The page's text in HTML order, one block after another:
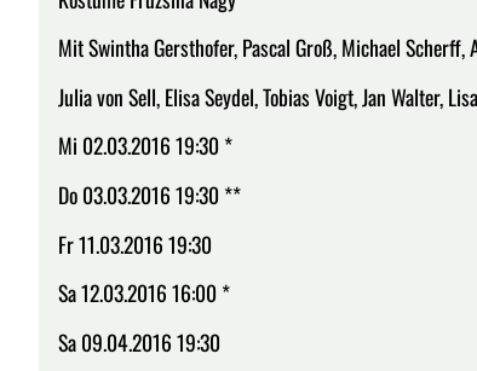
Mit Swintha Gersthofer, Pascal Groß, Michael Scherff,
Julia von Sell, Elisa Seydel, Tobias Voigt, Jan Walter,
Mi 02.03.2016 19:30 *
Do 03.03.2016 19:30 **
Fr 11.03.2016 19:30
Sa 12.03.2016 16:00 *
Sa 09.04.2016 19:30